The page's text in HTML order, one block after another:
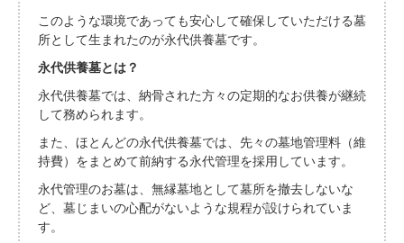
このような環境であっても安心して確保していただける墓
所として生まれたのが永代供養墓です。
永代供養墓とは？
永代供養墓では、納骨された方々の定期的なお供養が継続
して務められます。
また、ほとんどの永代供養墓では、先々の墓地管理料（維
持費）をまとめて前納する永代管理を採用しています。
永代管理のお墓は、無縁墓地として墓所を撤去しないな
ど、墓じまいの心配がないような規程が設けられていま
す。